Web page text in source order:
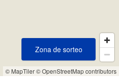
© MapTiler© OpenStreetMap contributors
Zona de sorteo
Zona de sorteo